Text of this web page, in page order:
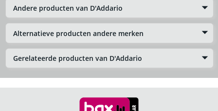
Andere producten van D'Addario
Alternatieve producten andere merken
Gerelateerde producten van D'Addario